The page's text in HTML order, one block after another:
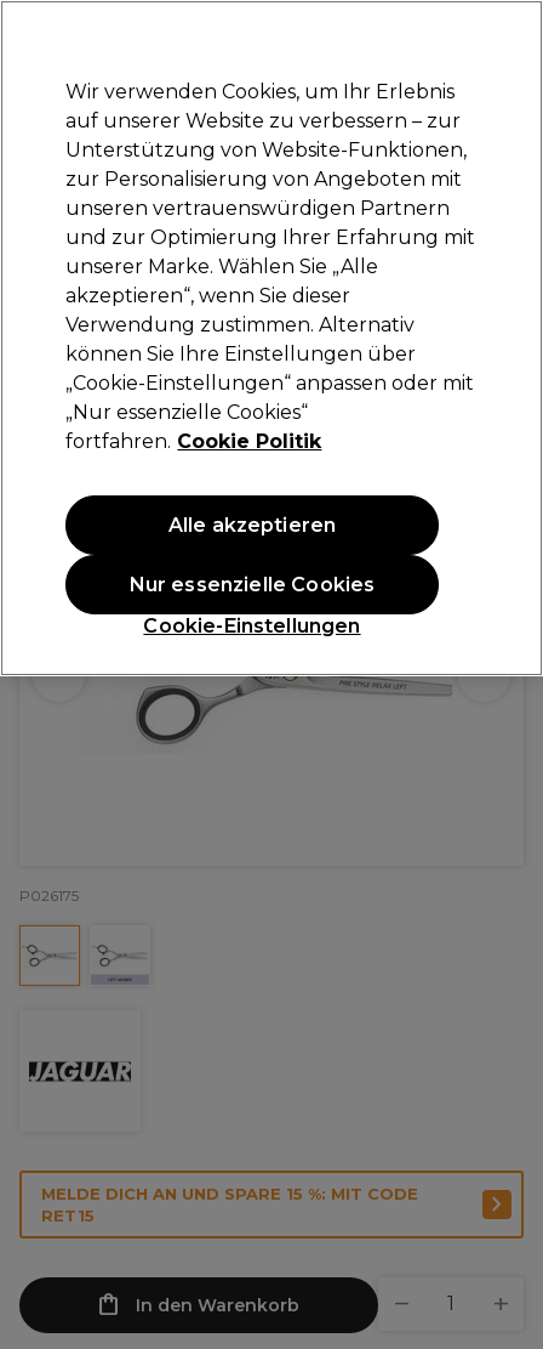
Anmelden
Marken Deals Haare Elektrogeräte Saloneinrichtung
Lieferung und Lieferzeiten
– mehr erfahren
Jaguar Haarschere WL JP 38 LEFT 5.25
0
193,49 €
P026175
MELDE DICH AN UND SPARE 15 %: MIT CODE
RET15
In den Warenkorb
Wir verwenden Cookies, um Ihr Erlebnis
auf unserer Website zu verbessern – zur
Unterstützung von Website-Funktionen,
zur Personalisierung von Angeboten mit
unseren vertrauenswürdigen Partnern
und zur Optimierung Ihrer Erfahrung mit
unserer Marke. Wählen Sie „Alle
akzeptieren“, wenn Sie dieser
Verwendung zustimmen. Alternativ
können Sie Ihre Einstellungen über
„Cookie-Einstellungen“ anpassen oder mit
„Nur essenzielle Cookies“
fortfahren. Cookie Politik
Cookie-Einstellungen
Nur essenzielle Cookies
Alle akzeptieren